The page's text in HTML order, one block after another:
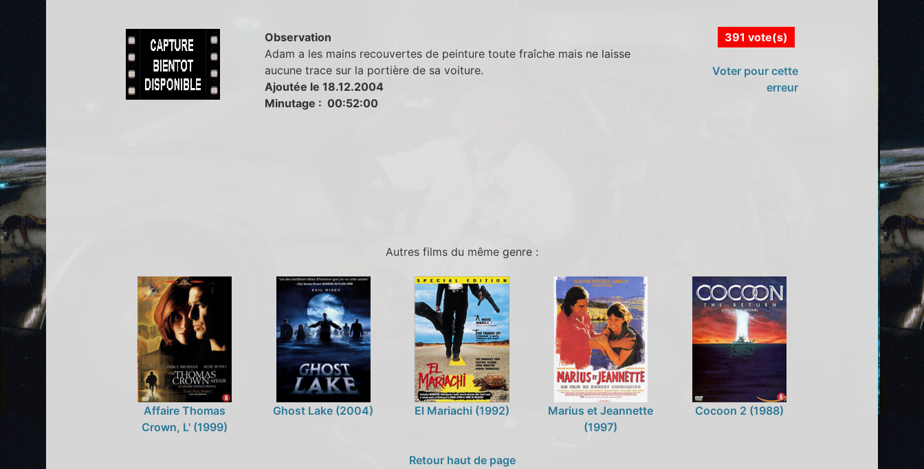
Observation
Adam a les mains recouvertes de peinture toute fraîche mais ne laisse
aucune trace sur la portière de sa voiture.
Ajoutée le 18.12.2004
Minutage : 00:52:00
391 vote(s)
Voter pour cette
erreur
Autres films du même genre :
Affaire Thomas
Crown, L' (1999)
Ghost Lake (2004) El Mariachi (1992)
Marius et Jeannette
(1997)
Cocoon 2 (1988)
Retour haut de page